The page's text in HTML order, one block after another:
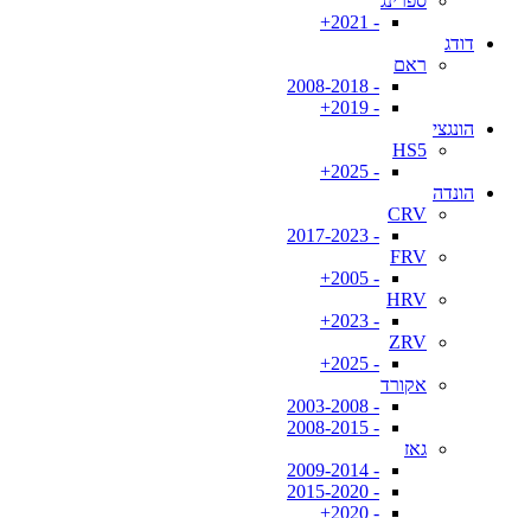
- 2021+
דודג
ראם
- 2008-2018
- 2019+
הונגצי
HS5
- 2025+
הונדה
CRV
- 2017-2023
FRV
- 2005+
HRV
- 2023+
ZRV
- 2025+
אקורד
- 2003-2008
- 2008-2015
גאז
- 2009-2014
- 2015-2020
- 2020+